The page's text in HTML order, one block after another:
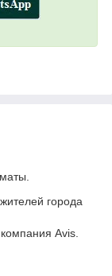
города
Avis.